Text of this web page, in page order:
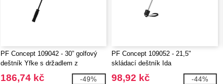
PF Concept 109042 - 30” golfový
deštník Yfke s držadlem z
materiálu EVA
186,74 kč -49%
PF Concept 109052 - 21,5"
skládací deštník Ida
98,92 kč -44%